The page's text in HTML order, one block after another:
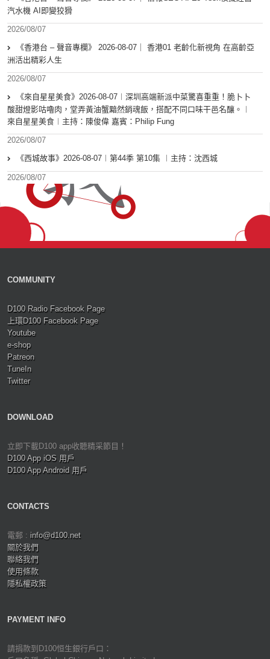
汽水機 AI即變狡猾
2026/08/07
《香港台 – 聲音專欄》 2026-08-07｜ 香港01 老齡化新視角 在高齡亞
洲活出精彩人生
2026/08/07
《來自星星美食》2026-08-07︱深圳高端新派中菜驚喜重重！脆卜卜
酸甜燈影咕嚕肉，堂弄黃油蟹黯然銷魂飯，搭配不同口味干邑名釀。︱
來自星星美食︱主持：陳俊偉 嘉賓：Philip Fung
2026/08/07
《西城故事》2026-08-07︱第44季 第10集 ︱主持：沈西城
2026/08/07
COMMUNITY
D100 Radio Facebook Page
上環D100 Facebook Page
Youtube
e-shop
Patreon
TuneIn
Twitter
DOWNLOAD
立即下載D100 app收聽精采節目！
D100 App iOS 用戶
D100 App Android 用戶
CONTACTS
電郵 : info@d100.net
關於我們
聯絡我們
使用條款
隱私權政策
PAYMENT INFO
請捐款到D100恒生銀行戶口：